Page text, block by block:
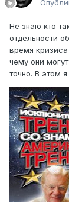
Не знаю кто
отдельности
время
чему они
точно. В этом